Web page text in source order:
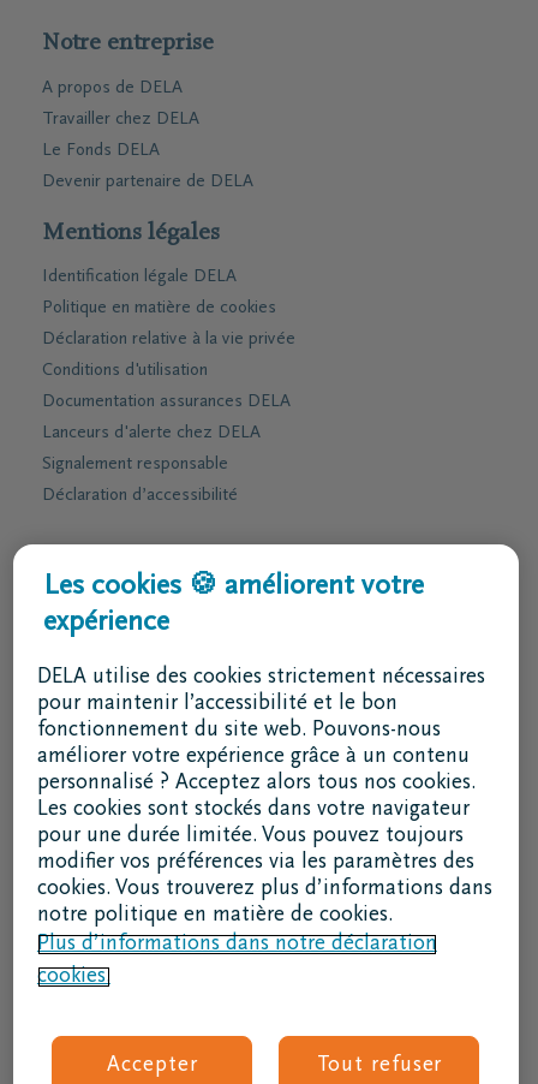
Notre entreprise
A propos de DELA
Travailler chez DELA
Le Fonds DELA
Devenir partenaire de DELA
Mentions légales
Identification légale DELA
Politique en matière de cookies
Déclaration relative à la vie privée
Conditions d'utilisation
Documentation assurances DELA
Lanceurs d'alerte chez DELA
Signalement responsable
Déclaration d’accessibilité
Services & contact
J'ai une question
Je souhaite une brochure par la poste
02 800 87 87
lu - ve 8h30 - 17h
Je suis un intermédiaire
Se connecter à DELAconnect
Je suis un fournisseur
Code RSE
Les cookies 🍪 améliorent votre
expérience
DELA utilise des cookies strictement nécessaires
pour maintenir l’accessibilité et le bon
fonctionnement du site web. Pouvons-nous
améliorer votre expérience grâce à un contenu
personnalisé ? Acceptez alors tous nos cookies.
Les cookies sont stockés dans votre navigateur
pour une durée limitée. Vous pouvez toujours
modifier vos préférences via les paramètres des
cookies. Vous trouverez plus d’informations dans
notre politique en matière de cookies.
Plus d’informations dans notre déclaration
cookies.
Accepter Tout refuser